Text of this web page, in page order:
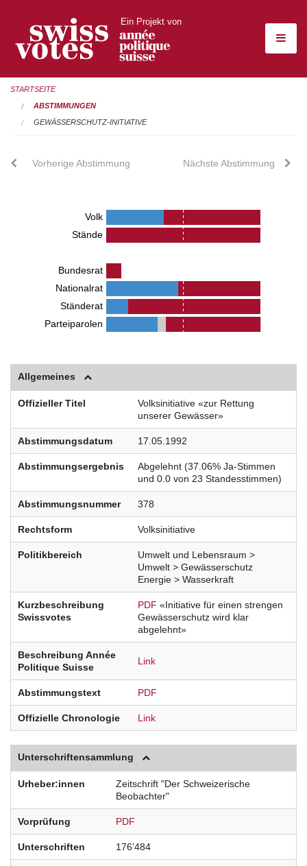
Ein Projekt von
STARTSEITE
ABSTIMMUNGEN
GEWÄSSERSCHUTZ-INITIATIVE
Vorherige Abstimmung Nächste Abstimmung
Volk
Stände
Bundesrat
Nationalrat
Ständerat
Parteiparolen
Allgemeines
Offizieller Titel
Volksinitiative «zur Rettung
unserer Gewässer»
Abstimmungsdatum 17.05.1992
Abstimmungsergebnis
Abgelehnt (37.06% Ja-Stimmen
und 0.0 von 23 Standesstimmen)
Abstimmungsnummer 378
Rechtsform Volksinitiative
Politikbereich
Umwelt und Lebensraum >
Umwelt > Gewässerschutz
Energie > Wasserkraft
Kurzbeschreibung
Swissvotes
PDF «Initiative für einen strengen
Gewässerschutz wird klar
abgelehnt»
Beschreibung Année
Politique Suisse
Link
Abstimmungstext PDF
Offizielle Chronologie Link
Unterschriftensammlung
Urheber:innen
Zeitschrift "Der Schweizerische
Beobachter"
Vorprüfung PDF
Unterschriften 176’484